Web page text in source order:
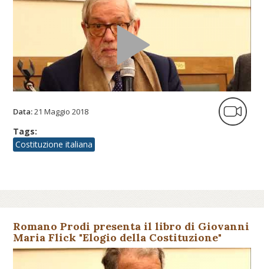
Data:21 Maggio 2018
Tags:
Costituzione italiana
Romano Prodi presenta il libro di Giovanni
Maria Flick "Elogio della Costituzione"